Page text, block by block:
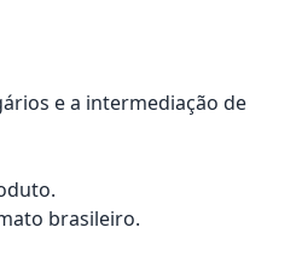
e a intermediação de
brasileiro.